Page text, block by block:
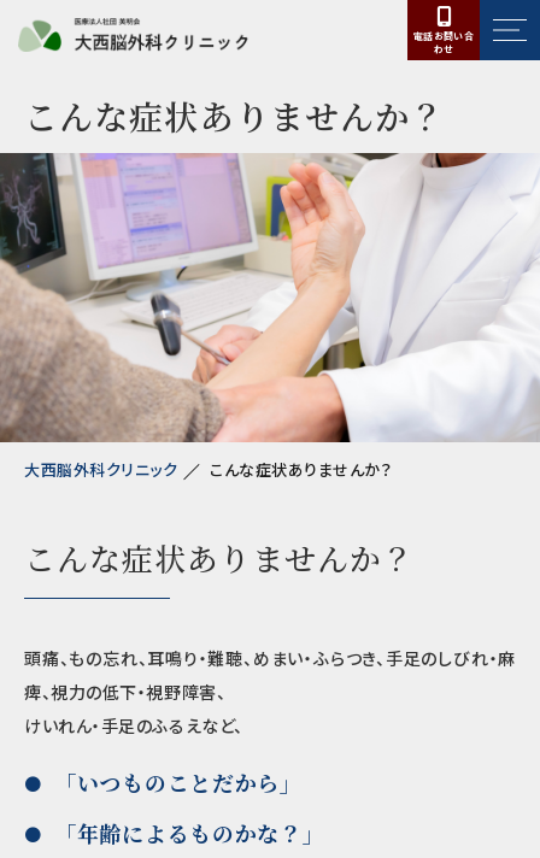
電話お問い合
わせ
こんな症状ありませんか？
大西脳外科クリニック こんな症状ありませんか？
こんな症状ありませんか？
頭痛、もの忘れ、耳鳴り・難聴、めまい・ふらつき、手足のしびれ・麻
痺、視力の低下・視野障害、
けいれん・手足のふるえなど、
「いつものことだから」
「年齢によるものかな？」